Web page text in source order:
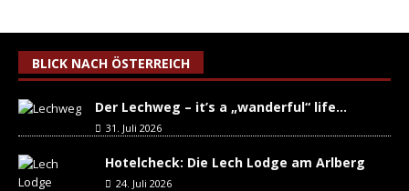
BLICK NACH ÖSTERREICH
Der Lechweg – it’s a „wanderful“ life…
31. Juli 2026
Hotelcheck: Die Lech Lodge am Arlberg
24. Juli 2026